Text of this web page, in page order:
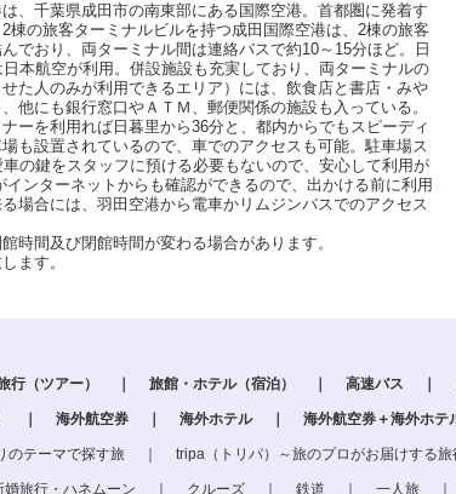
、千葉県成田市の南東部にある国際空港。首都圏に発着す
の旅客ターミナルビルを持つ成田国際空港は、2棟の旅客
でおり、両ターミナル間は連絡バスで約10～15分ほど。日
本航空が利用。併設施設も充実しており、両ターミナルの
た人のみが利用できるエリア）には、飲食店と書店・みや
他にも銀行窓口やＡＴＭ、郵便関係の施設も入っている。
ーを利用れば日暮里から36分と、都内からでもスピーディ
も設置されているので、車でのアクセスも可能。駐車場ス
の鍵をスタッフに預ける必要もないので、安心して利用が
ンターネットからも確認ができるので、出かける前に利用
場合には、羽田空港から電車かリムジンバスでのアクセス
時間及び閉館時間が変わる場合があります。
ます。
行（ツアー） 旅館・ホテル（宿泊） 高速バス
海外航空券 海外ホテル 海外航空券＋海外ホテ
のテーマで探す旅 tripa（トリパ）～旅のプロがお届けする旅
婚旅行・ハネムーン クルーズ 鉄道 一人旅